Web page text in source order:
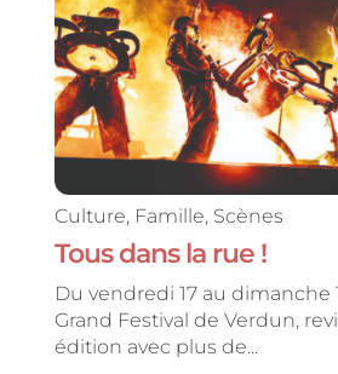
Culture, Famille, Scènes
Tous dans la rue !
Du vendredi 17 au dimanche
Grand Festival de Verdun,
édition avec plus de...